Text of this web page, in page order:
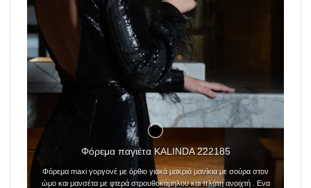
Φόρεμα παγιέτα KALINDA 222185
Φόρεμα maxi γοργονέ με όρθιο γιακά μακριά μανίκια με σούρα στον
ώμο και μανσέτα με φτερά στρουθοκάμηλου και πλάτη ανοιχτή . Ενα